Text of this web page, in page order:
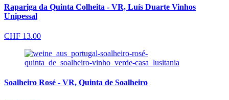
Rapariga da Quinta Colheita - VR, Luís Duarte Vinhos
Unipessal
CHF 13.00
Soalheiro Rosé - VR, Quinta de Soalheiro